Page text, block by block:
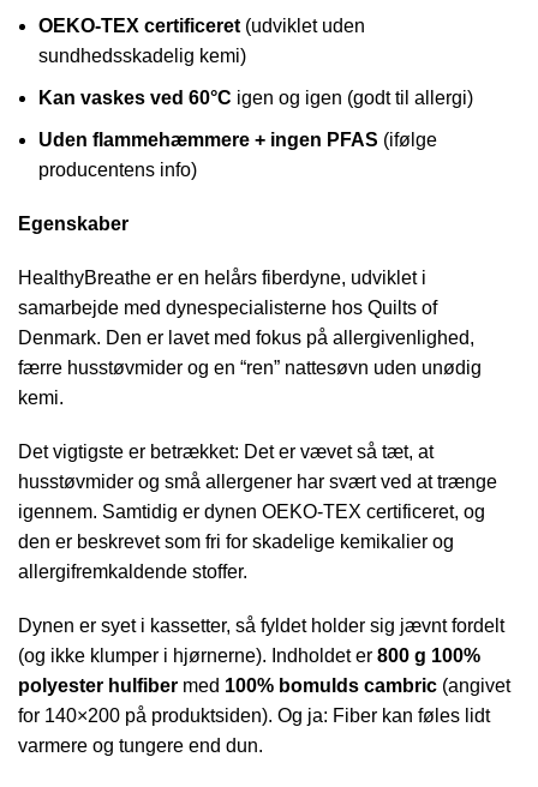
OEKO-TEX certificeret (udviklet uden
sundhedsskadelig kemi)
Kan vaskes ved 60°C igen og igen (godt til allergi)
Uden flammehæmmere + ingen PFAS (ifølge
producentens info)
Egenskaber
HealthyBreathe er en helårs fiberdyne, udviklet i
samarbejde med dynespecialisterne hos Quilts of
Denmark. Den er lavet med fokus på allergivenlighed,
færre husstøvmider og en “ren” nattesøvn uden unødig
kemi.
Det vigtigste er betrækket: Det er vævet så tæt, at
husstøvmider og små allergener har svært ved at trænge
igennem. Samtidig er dynen OEKO-TEX certificeret, og
den er beskrevet som fri for skadelige kemikalier og
allergifremkaldende stoffer.
Dynen er syet i kassetter, så fyldet holder sig jævnt fordelt
(og ikke klumper i hjørnerne). Indholdet er 800 g 100%
polyester hulfiber med 100% bomulds cambric (angivet
for 140×200 på produktsiden). Og ja: Fiber kan føles lidt
varmere og tungere end dun.